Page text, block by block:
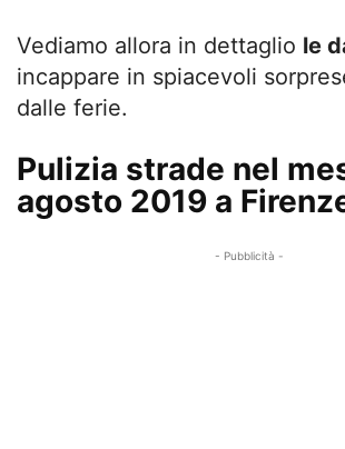
Vediamo allora in dettaglio le
incappare in spiacevoli
dalle ferie.
Pulizia strade nel
agosto 2019 a
- Pubblicità -